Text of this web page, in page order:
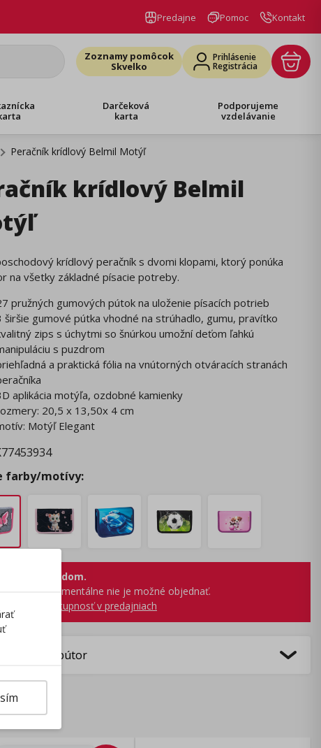
Predajne Pomoc Kontakt
Zoznamy pomôcok
Skvelko
Prihlásenie
Registrácia
Darčeková
karta
Podporujeme
vzdelávanie
Peračník krídlový Belmil Motýľ
krídlový Belmil
krídlový peračník s dvomi klopami, ktorý ponúka
na všetky základné písacie potreby.
pružných gumových pútok na uloženie písacích potrieb
širšie gumové pútka vhodné na strúhadlo, gumu, pravítko
zips s úchytmi so šnúrkou umožní deťom ľahkú
s puzdrom
a praktická fólia na vnútorných otváracích stranách
aplikácia motýľa, ozdobné kamienky
20,5 x 13,50x 4 cm
Motýľ Elegant
farby/motívy:
nie je skladom.
produkt momentálne nie je možné objednať.
Zobraziť dostupnosť v predajniach
Distribútor